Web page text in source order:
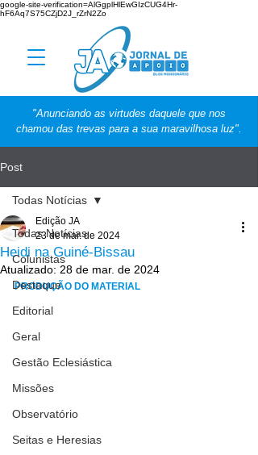
google-site-verification=AlGgplHlEwGIzCUG4Hr-
hF6Aq7S75CZjD2J_rZrN2Zo
"Anunciando as virtudes daquele que nos
chamou das trevas para a sua maravilhosa luz".
Post
Todas Notícias
Colunistas
Destaque
Editorial
Geral
Gestão Eclesiástica
Missões
Observatório
Seitas e Heresias
Todas Notícias
Heidi na Guiné-Bissau
Edição JA
23 de mar. de 2024
Atualizado: 28 de mar. de 2024
PRODUÇÃO DO MATERIAL